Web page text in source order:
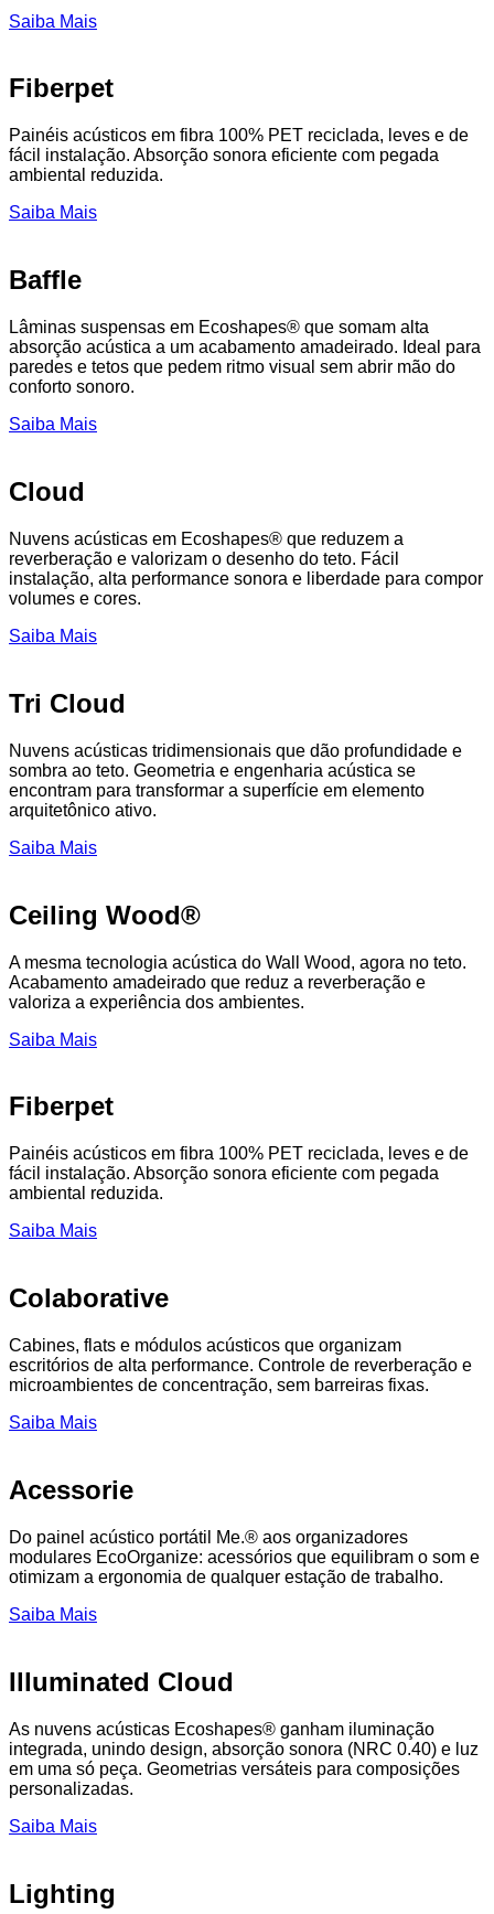
Saiba Mais
Fiberpet
Painéis acústicos em fibra 100% PET reciclada, leves e de
fácil instalação. Absorção sonora eficiente com pegada
ambiental reduzida.
Saiba Mais
Baffle
Lâminas suspensas em Ecoshapes® que somam alta
absorção acústica a um acabamento amadeirado. Ideal para
paredes e tetos que pedem ritmo visual sem abrir mão do
conforto sonoro.
Saiba Mais
Cloud
Nuvens acústicas em Ecoshapes® que reduzem a
reverberação e valorizam o desenho do teto. Fácil
instalação, alta performance sonora e liberdade para compor
volumes e cores.
Saiba Mais
Tri Cloud
Nuvens acústicas tridimensionais que dão profundidade e
sombra ao teto. Geometria e engenharia acústica se
encontram para transformar a superfície em elemento
arquitetônico ativo.
Saiba Mais
Ceiling Wood®
A mesma tecnologia acústica do Wall Wood, agora no teto.
Acabamento amadeirado que reduz a reverberação e
valoriza a experiência dos ambientes.
Saiba Mais
Fiberpet
Painéis acústicos em fibra 100% PET reciclada, leves e de
fácil instalação. Absorção sonora eficiente com pegada
ambiental reduzida.
Saiba Mais
Colaborative
Cabines, flats e módulos acústicos que organizam
escritórios de alta performance. Controle de reverberação e
microambientes de concentração, sem barreiras fixas.
Saiba Mais
Acessorie
Do painel acústico portátil Me.® aos organizadores
modulares EcoOrganize: acessórios que equilibram o som e
otimizam a ergonomia de qualquer estação de trabalho.
Saiba Mais
Illuminated Cloud
As nuvens acústicas Ecoshapes® ganham iluminação
integrada, unindo design, absorção sonora (NRC 0.40) e luz
em uma só peça. Geometrias versáteis para composições
personalizadas.
Saiba Mais
Lighting